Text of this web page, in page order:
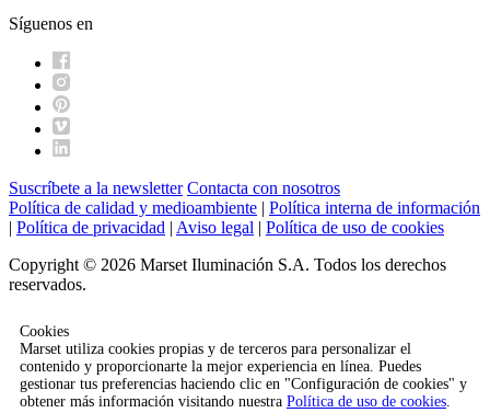
Síguenos en
Suscríbete a la newsletter Contacta con nosotros
Política de calidad y medioambiente | Política interna de información
| Política de privacidad | Aviso legal | Política de uso de cookies
Copyright © 2026 Marset Iluminación S.A. Todos los derechos
reservados.
Cookies
Marset utiliza cookies propias y de terceros para personalizar el
contenido y proporcionarte la mejor experiencia en línea. Puedes
gestionar tus preferencias haciendo clic en "Configuración de cookies" y
obtener más información visitando nuestra Política de uso de cookies.